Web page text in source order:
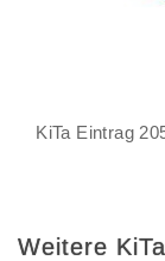
KiTa Eintrag
Weitere